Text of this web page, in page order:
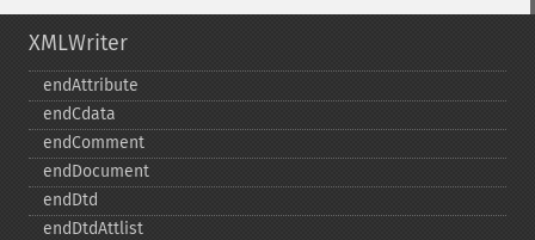
XMLWriter
endAttribute
endCdata
endComment
endDocument
endDtd
endDtdAttlist